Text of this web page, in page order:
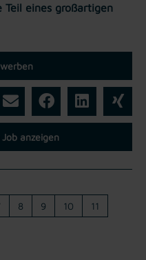
eines großartigen
anzeigen
8 9 10
11